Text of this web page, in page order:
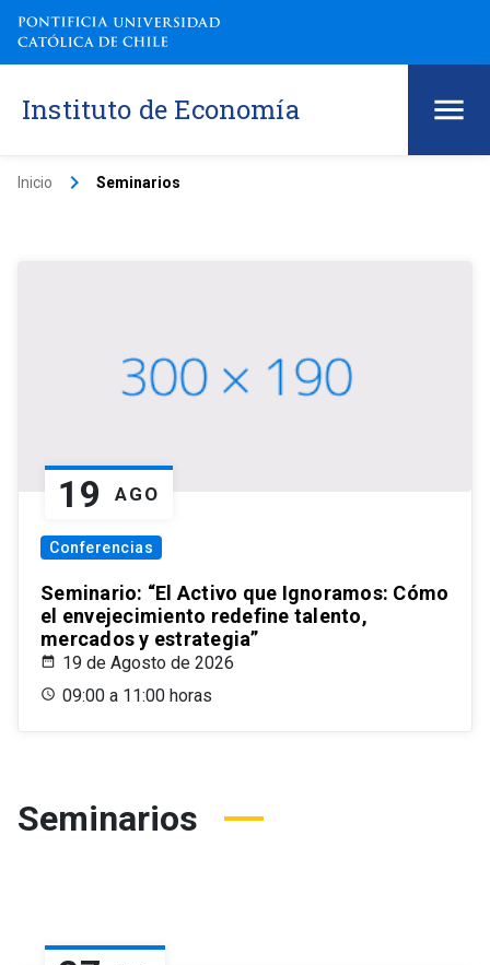
Instituto de Economía
Inicio keyboard_arrow_right Seminarios
19 AGO
Conferencias
Seminario: “El Activo que Ignoramos: Cómo
el envejecimiento redefine talento,
mercados y estrategia”
19 de Agosto de 2026
09:00 a 11:00 horas
Seminarios